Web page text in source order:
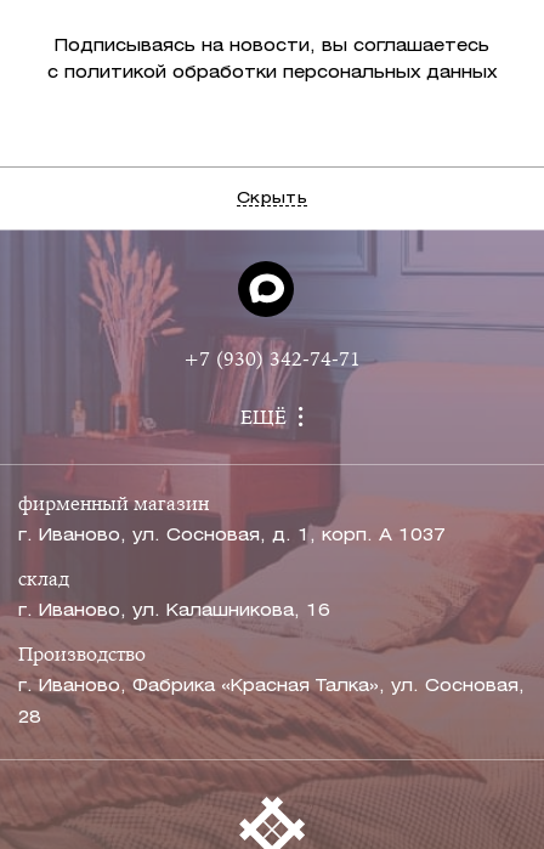
Подписываясь на новости, вы соглашаетесь
с политикой обработки персональных данных
Скрыть
+7 (930) 342-74-71
ЕЩЁ
фирменный магазин
г. Иваново, ул. Сосновая, д. 1, корп. А 1037
склад
г. Иваново, ул. Калашникова, 16
Производство
г. Иваново, Фабрика «Красная Талка», ул. Сосновая,
28